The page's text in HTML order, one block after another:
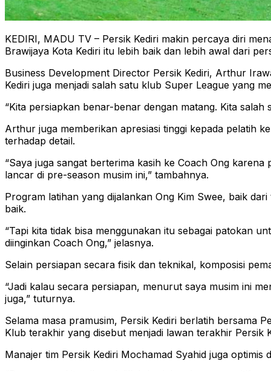
KEDIRI, MADU TV – Persik Kediri makin percaya diri
Brawijaya Kota Kediri itu lebih baik dan lebih awal dari
Business Development Director Persik Kediri, Arthur
Kediri juga menjadi salah satu klub Super League yang
“Kita persiapkan benar-benar dengan matang. Kita
Arthur juga memberikan apresiasi tinggi kepada pelatih
terhadap detail.
“Saya juga sangat berterima kasih ke Coach Ong
lancar di pre-season musim ini,” tambahnya.
Program latihan yang dijalankan Ong Kim Swee, baik
baik.
“Tapi kita tidak bisa menggunakan itu sebagai patokan
diinginkan Coach Ong,” jelasnya.
Selain persiapan secara fisik dan teknikal, komposisi
“Jadi kalau secara persiapan, menurut saya musim ini
juga,” tuturnya.
Selama masa pramusim, Persik Kediri berlatih bersama
Klub terakhir yang disebut menjadi lawan terakhir Persik
Manajer tim Persik Kediri Mochamad Syahid juga optimis